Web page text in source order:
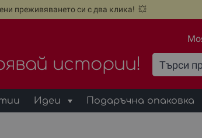
преживяването си с два клика! 💥
истории!
Идеи Подаръчна опаковка